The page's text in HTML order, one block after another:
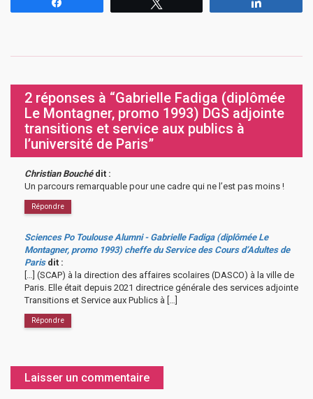
2 réponses à “Gabrielle Fadiga (diplômée
Le Montagner, promo 1993) DGS adjointe
transitions et service aux publics à
l’université de Paris”
Christian Bouché dit :
Un parcours remarquable pour une cadre qui ne l’est pas moins !
Répondre
Sciences Po Toulouse Alumni - Gabrielle Fadiga (diplômée Le
Montagner, promo 1993) cheffe du Service des Cours d’Adultes de
Paris dit :
[…] (SCAP) à la direction des affaires scolaires (DASCO) à la ville de
Paris. Elle était depuis 2021 directrice générale des services adjointe
Transitions et Service aux Publics à […]
Répondre
Laisser un commentaire